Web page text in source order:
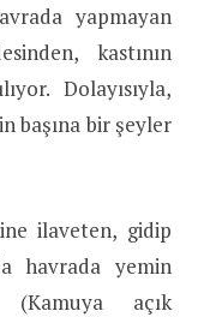
yapmayan
kastının
Dolayısıyla,
başına bir şeyler
ilaveten, gidip
havrada yemin
(Kamuya açık